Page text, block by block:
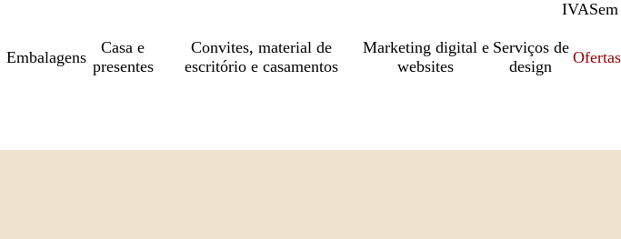
IVACom
Sem
Embalagens
Casa e
presentes
Convites, material de
escritório e casamentos
Marketing digital e
websites
Serviços de
design
Ofertas